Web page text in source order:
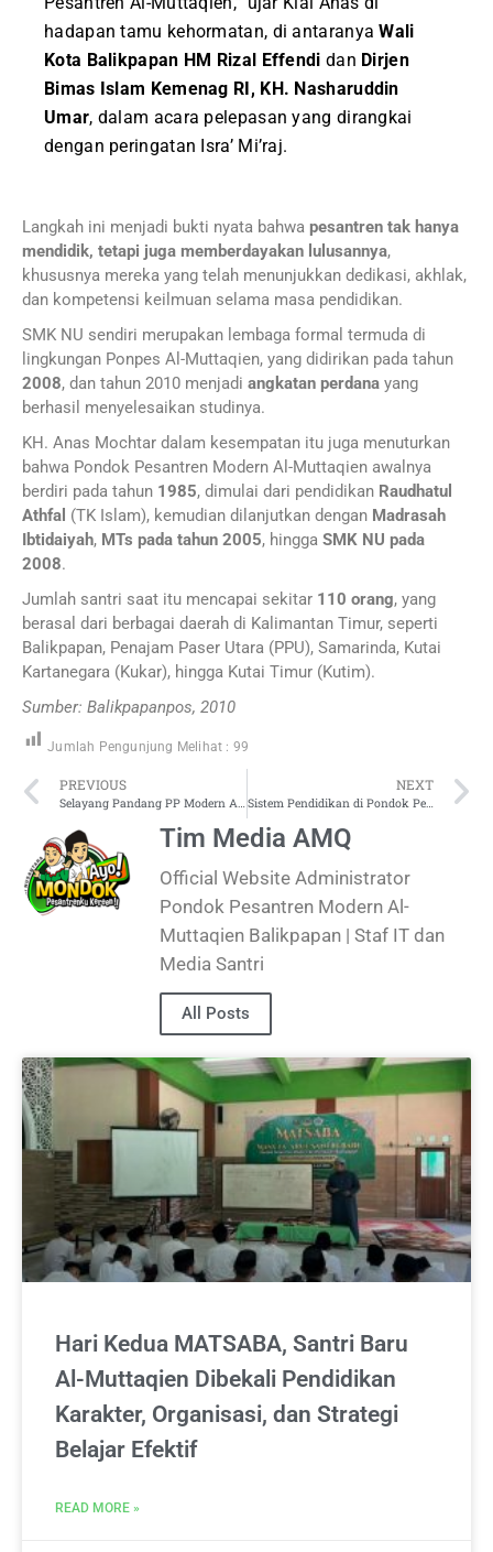
hadapan tamu kehormatan, di antaranyaWali
Kota Balikpapan HM Rizal Effendi dan Dirjen
Bimas Islam Kemenag RI, KH. Nasharuddin
Umar, dalam acara pelepasan yang dirangkai
dengan peringatan Isra’ Mi’raj.
Langkah ini menjadi bukti nyata bahwa pesantren tak hanya
mendidik, tetapi juga memberdayakan lulusannya,
khususnya mereka yang telah menunjukkan dedikasi, akhlak,
dan kompetensi keilmuan selama masa pendidikan.
SMK NU sendiri merupakan lembaga formal termuda di
lingkungan Ponpes Al-Muttaqien, yang didirikan pada tahun
2008, dan tahun 2010 menjadi angkatan perdana yang
berhasil menyelesaikan studinya.
KH. Anas Mochtar dalam kesempatan itu juga menuturkan
bahwa Pondok Pesantren Modern Al-Muttaqien awalnya
berdiri pada tahun 1985, dimulai dari pendidikan Raudhatul
Athfal (TK Islam), kemudian dilanjutkan dengan Madrasah
Ibtidaiyah, MTs pada tahun 2005, hingga SMK NU pada
2008.
Jumlah santri saat itu mencapai sekitar 110 orang, yang
berasal dari berbagai daerah di Kalimantan Timur, seperti
Balikpapan, Penajam Paser Utara (PPU), Samarinda, Kutai
Kartanegara (Kukar), hingga Kutai Timur (Kutim).
Sumber: Balikpapanpos, 2010
Jumlah Pengunjung Melihat : 99
PREVIOUS
Selayang Pandang PP Modern Al-Muttaqien
NEXT
Sistem Pendidikan di Pondok Pesantren Modern Al-Muttaqien Balikpapan
Tim Media AMQ
Official Website Administrator
Pondok Pesantren Modern Al-
Muttaqien Balikpapan | Staf IT dan
Media Santri
All Posts
Hari Kedua MATSABA, Santri Baru
Al-Muttaqien Dibekali Pendidikan
Karakter, Organisasi, dan Strategi
Belajar Efektif
READ MORE »